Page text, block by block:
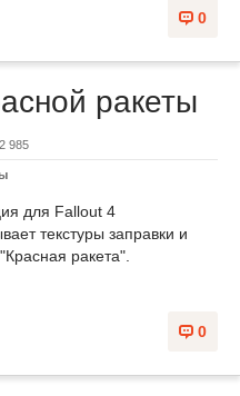
0
ракеты
2 985
для Fallout 4
текстуры заправки и
ракета".
0